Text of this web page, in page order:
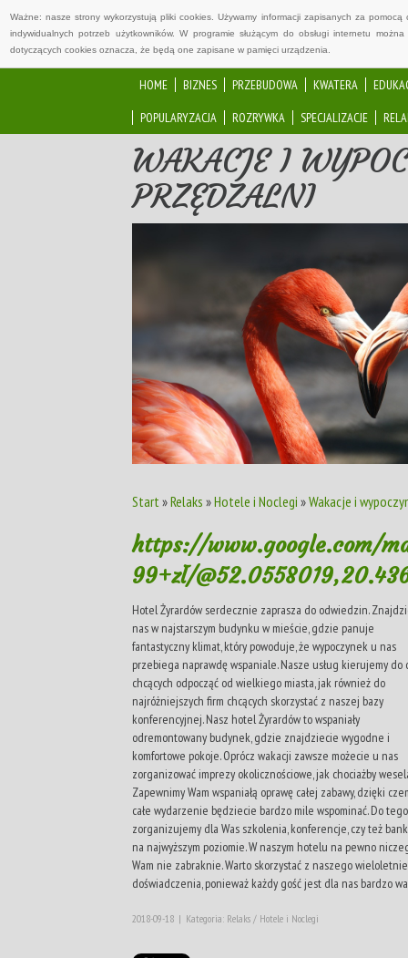
Ważne: nasze strony wykorzystują pliki cookies. Używamy informacji zapisanych za
indywidualnych potrzeb użytkowników. W programie służącym do obsługi internetu
dotyczących cookies oznacza, że będą one zapisane w pamięci urządzenia.
HOME BIZNES PRZEBUDOWA KWATERA
POPULARYZACJA
ROZRYWKA SPECJALIZACJE
WAKACJE I
PRZĘDZALNI
Start »Relaks »Hotele i Noclegi »Wakacje i
https://www.google.com/
99+zł/
Hotel Żyrardów serdecznie zaprasza do odwiedzin.
nas w najstarszym budynku w mieście, gdzie panuje
fantastyczny klimat, który powoduje, że wypoczynek u nas
przebiega naprawdę wspaniale. Nasze usług kierujemy do
chcących odpocząć od wielkiego miasta, jak również do
najróżniejszych firm chcących skorzystać z naszej bazy
konferencyjnej. Nasz hotel Żyrardów to wspaniały
odremontowany budynek, gdzie znajdziecie wygodne i
komfortowe pokoje. Oprócz wakacji zawsze możecie u nas
zorganizować imprezy okolicznościowe, jak chociażby
Zapewnimy Wam wspaniałą oprawę całej zabawy, dzięki
całe wydarzenie będziecie bardzo mile wspominać. Do tego
zorganizujemy dla Was szkolenia, konferencje, czy też
na najwyższym poziomie. W naszym hotelu na pewno
Wam nie zabraknie. Warto skorzystać z naszego
doświadczenia, ponieważ każdy gość jest dla nas bardzo
2018-09-18 | Kategoria: Relaks / Hotele i Noclegi